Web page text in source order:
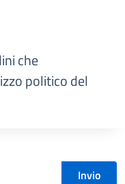
che
politico del
Invio